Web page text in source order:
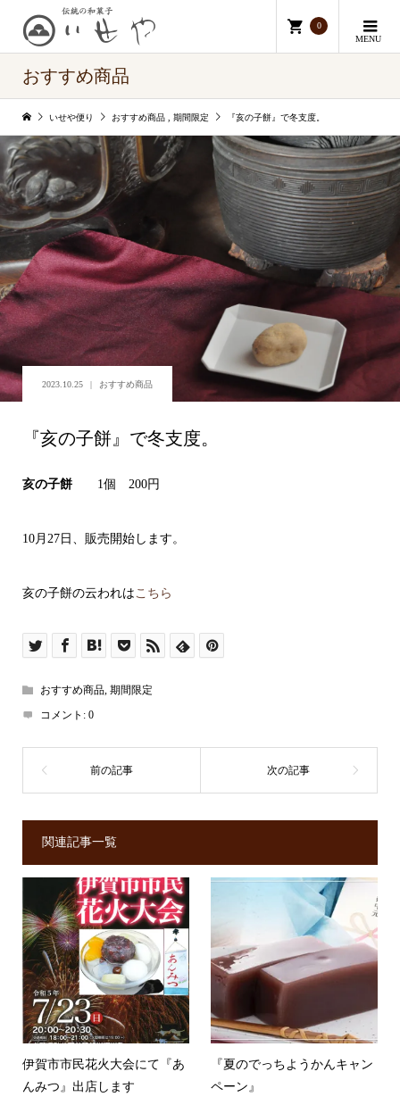
0
MENU
おすすめ商品
いせや便り おすすめ商品 期間限定 『亥の子餅』で冬支度。
2023.10.25 おすすめ商品
『亥の子餅』で冬支度。
亥の子餅1個 200円
10月27日、販売開始します。
亥の子餅の云われは こちら
おすすめ商品, 期間限定
コメント: 0
関連記事一覧
伊賀市市民花火大会にて『あ
んみつ』出店します
『夏のでっちようかんキャン
ペーン』